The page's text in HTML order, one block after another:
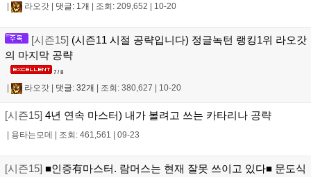
| 라오갓 | 댓글: 1개 | 조회: 209,652 | 10-20
[시즌15] (시즌11 시절 공략입니다) 정글녹턴 랭킹1위 라오갓
의 마지막 공략
7 / 8
라오갓 댓글: 32개 조회: 380,627 10-20
[시즌15] 4년 연속 마스터) 내가 볼려고 쓰는 카타리나 공략
용타는모데 조회: 461,561 09-23
[시즌15] ■인증有마스터. 람머스는 현재 잘못 쓰이고 있다■ 문도식